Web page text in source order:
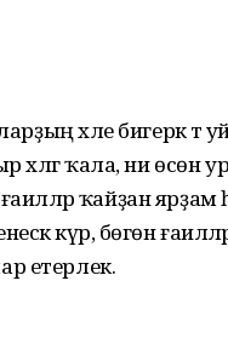
хәле бигерәк тә
хәлгә ҡала, ни өсөн
ғаиләләр ҡайҙан
күрә, бөгөн
етерлек.